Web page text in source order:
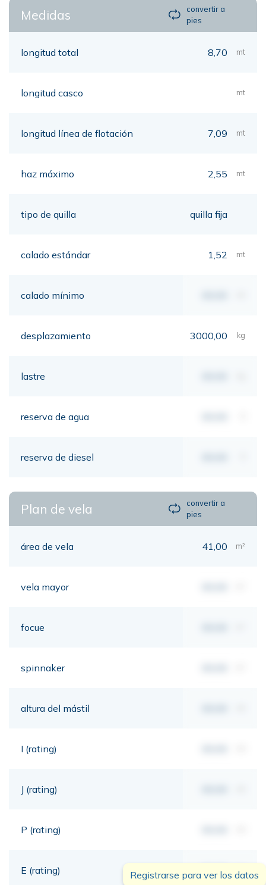
Medidas
convertir a
pies
longitud total 8,70 mt
longitud casco mt
longitud línea de flotación 7,09 mt
haz máximo 2,55 mt
tipo de quilla quilla fija
calado estándar 1,52 mt
calado mínimo
desplazamiento 3000,00 kg
lastre
reserva de agua
reserva de diesel
Plan de vela
convertir a
pies
área de vela 41,00 m²
vela mayor
focue
spinnaker
altura del mástil
I (rating)
J (rating)
P (rating)
E (rating) 00,00 mt
Registrarse para ver los datos